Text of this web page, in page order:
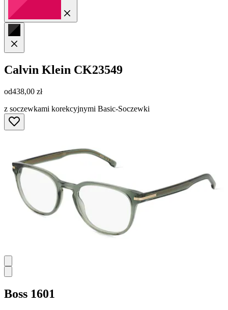
Calvin Klein CK23549
od438,00 zł
z soczewkami korekcyjnymi Basic-Soczewki
Boss 1601